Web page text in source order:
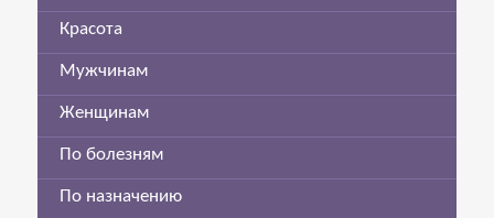
Красота
Мужчинам
Женщинам
По болезням
По назначению